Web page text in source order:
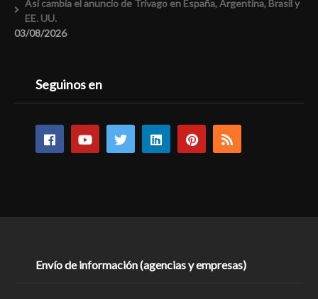
Así cambia el anuncio de Trivago en España, Argentina, Brasil y
EE. UU.
03/08/2026
Seguinos en
Envío de información (agencias y empresas)